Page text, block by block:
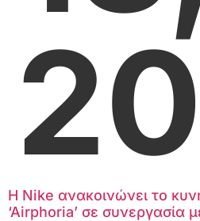
Η Nike ανακοινώνει το
‘Airphoria’ σε συνεργασία